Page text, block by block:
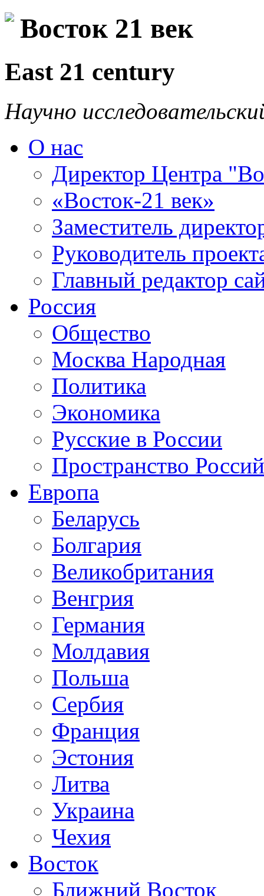
Восток 21 век
East 21 century
Научно
О нас
Директор Центра
«Восток-21 век»
Заместитель
Руководитель
Главный редактор
Россия
Общество
Москва Народная
Политика
Экономика
Русские в России
Пространство
Европа
Беларусь
Болгария
Великобритания
Венгрия
Германия
Молдавия
Польша
Сербия
Франция
Эстония
Литва
Украина
Чехия
Восток
Ближний Восток